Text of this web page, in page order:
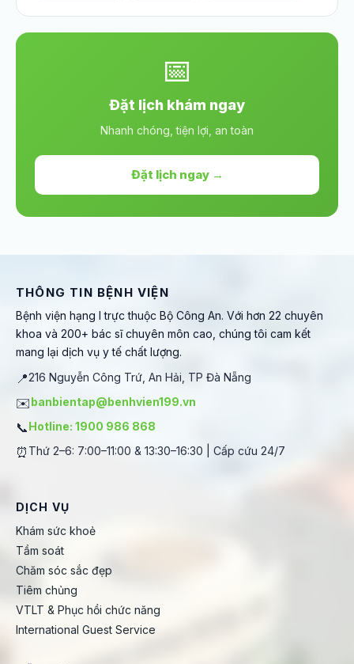
📅
Đặt lịch khám ngay
Nhanh chóng, tiện lợi, an toàn
Đặt lịch ngay →
THÔNG TIN BỆNH VIỆN
Bệnh viện hạng I trực thuộc Bộ Công An. Với hơn 22 chuyên
khoa và 200+ bác sĩ chuyên môn cao, chúng tôi cam kết
mang lại dịch vụ y tế chất lượng.
📍216 Nguyễn Công Trứ, An Hải, TP Đà Nẵng
✉️banbientap@benhvien199.vn
📞Hotline: 1900 986 868
⏰ Thứ 2–6: 7:00–11:00 & 13:30–16:30 | Cấp cứu 24/7
DỊCH VỤ
Khám sức khoẻ
Tầm soát
Chăm sóc sắc đẹp
Tiêm chủng
VTLT & Phục hồi chức năng
International Guest Service